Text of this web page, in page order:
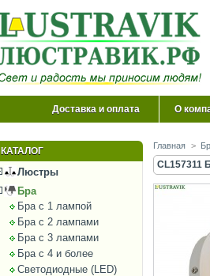
Доставка и оплата О
КАТАЛОГ
Люстры
Бра
Бра с 1 лампой
Бра с 2 лампами
Бра с 3 лампами
Бра с 4 и более
Светодиодные (LED)
Главная >
CL157311